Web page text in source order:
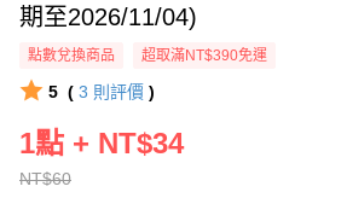
期至2026/11/04)
點數兌換商品 超取滿NT$390免運
5 ( 3 則評價 )
NT$60
1點 + NT$34